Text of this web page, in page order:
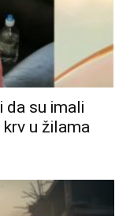
da su imali
krv u žilama